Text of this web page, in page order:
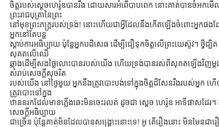
ចិត្ដរបស់ស្ដេចហេរ៉ូឌបានរឹង ដោយសារអំពើបាបពេក នោះគាត់បានចំអកម
ព្រះរាជបុត្រានៃព្រះ
នៅមុខព្រះភក្រ្ដរបស់ទ្រង់! នោះហើយជាអ្វីដែលនឹងកើតឡើងចំពោះអ្នកផងដ
អ្នកនៅតែបន្ដ
ស្ដាប់ការអធិប្បាយ ប៉ុន្ដែអ្នកបដិសេធ ដើម្បីជឿទុកចិត្ដលើព្រះយេស៊ូវ។ ថ្វីដ្បិ
សុគតលើឈើ
ឆ្កាងដើម្បីសងថ្លៃលោះបានរបស់យើង ហើយទ្រង់បានរស់ពីសុគតឡើងវិញម្
សំរាប់សេចក្ដីសុចរិត
របស់យើង នៅថ្ងៃមួយ អ្នកនឹងត្រូវបោះបង់ទៅក្នុងចិត្ដដ៏សែនរឹងរបស់អ្នក ហ
ត្រូវបោះទៅក្នុង
ឋាននរកដែលមានភ្លើងឆេះមិនចេះរលត់ ដូចជា ស្ដេច ហេរ៉ូឌ អាទីផាសដែរ
សេចក្ដីអធិប្បាយ
ជាច្រើន ប៉ុន្ដែគាត់មិនដែលបានសង្រ្គោះនោះទេ! អូ តើរឿងនោះ មិនមែនជា